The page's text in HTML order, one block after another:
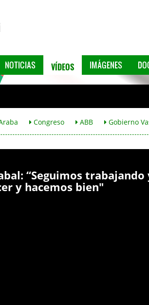
NOTICIAS VÍDEOS IMÁGENES
Congreso ABB Gobierno
“Seguimos
y hacemos bien"